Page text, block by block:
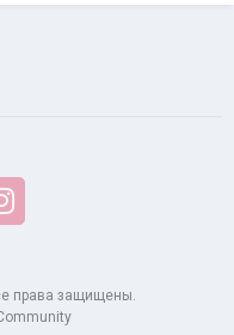
права защищены.